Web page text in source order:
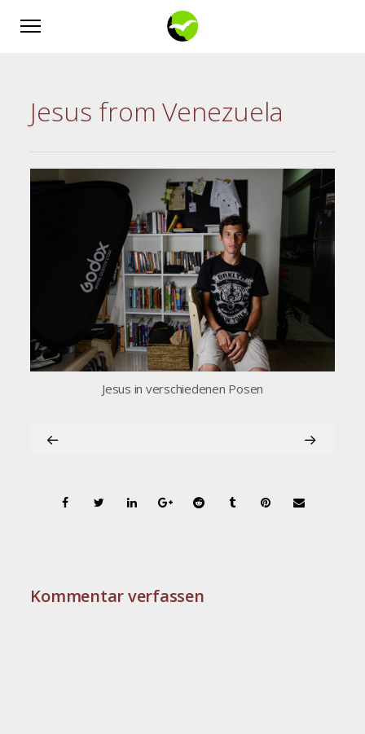
Jesus from Venezuela
Jesus in verschiedenen Posen
Kommentar verfassen